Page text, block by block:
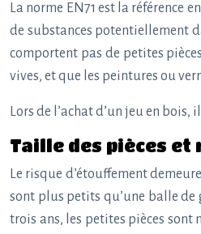
La norme EN71 est la référence
de substances potentiellement
comportent pas de petites
vives, et que les peintures ou
Lors de l’achat d’un jeu en
Taille des pièces
Le risque d’étouffement
sont plus petits qu’une balle de
trois ans, les petites pièces sont